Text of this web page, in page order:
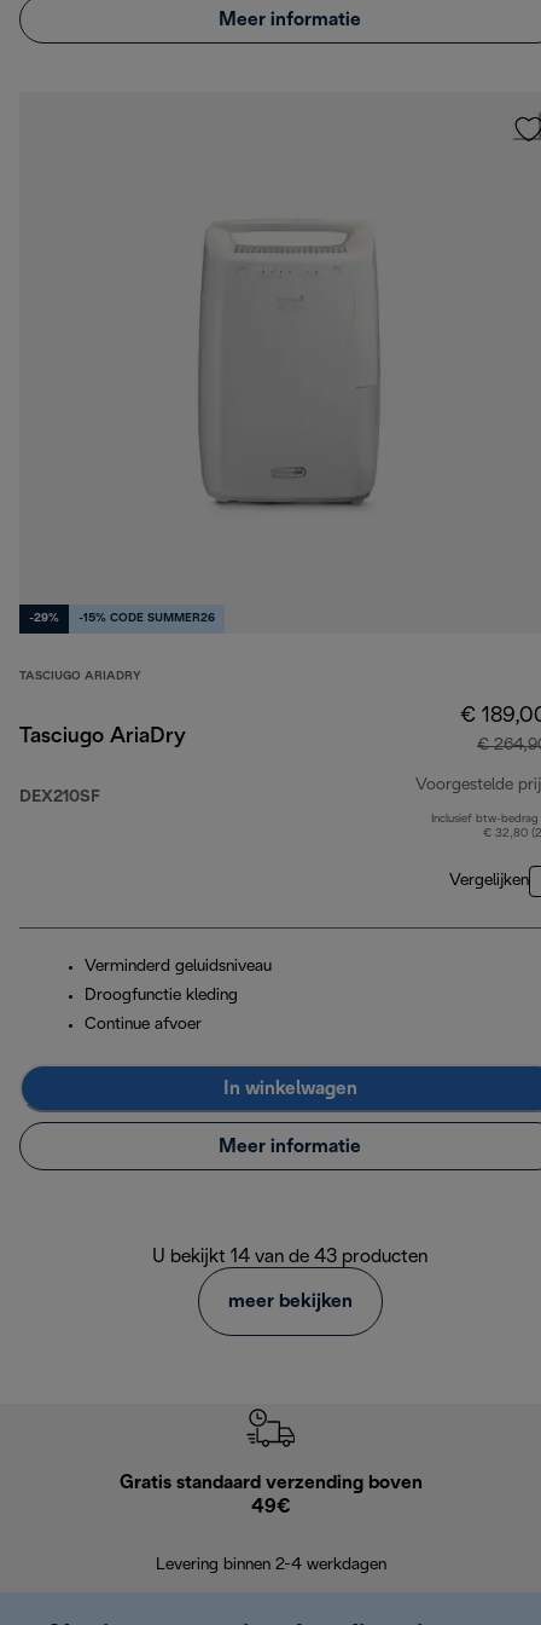
Meer informatie
-29% -15% CODE SUMMER26
TASCIUGO ARIADRY
Tasciugo AriaDry
DEX210SF
€
€
Voorgestelde
Inclusief btw-bedrag
€ 32,80
Vergelijken
Verminderd geluidsniveau
Droogfunctie kleding
Continue afvoer
In winkelwagen
Meer informatie
U bekijkt 14 van de 43 producten
meer bekijken
Gratis standaard verzending boven
49€
Levering binnen 2-4 werkdagen